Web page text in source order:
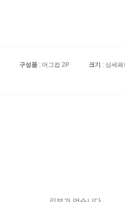
구성품 : 머그컵 2P 크기 : 상세